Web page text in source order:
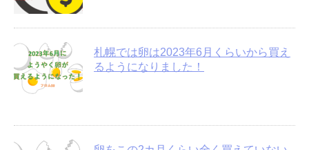
札幌では卵は2023年6月くらいから買え
るようになりました！